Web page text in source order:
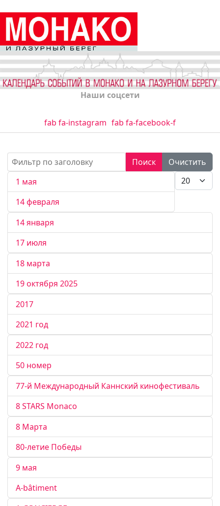
Наши соцсети
fab fa-instagram fab fa-facebook-f
Фильтр по заголовку Поиск
Очистить
Кол-во
1 мая
14 февраля
14 января
17 июля
18 марта
19 октября 2025
2017
2021 год
2022 год
50 номер
77-й Международный Каннский кинофестиваль
8 STARS Monaco
8 Марта
80-летие Победы
9 мая
A-bâtiment